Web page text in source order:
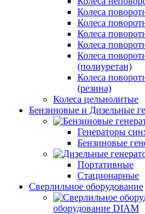
Колеса
Колеса
Колеса
Колеса
Колеса
(полиуретан)
Колеса
(резина)
Колеса цельнолитые
Бензиновые и Дизельные
Генераторы
Бензиновые
Портативные
Стационарные
Сверлильное оборудование
оборудование DIAM